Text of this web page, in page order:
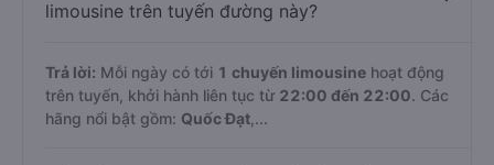
limousine trên tuyến đường này?
Trả lời: Mỗi ngày có tới 1 chuyến limousine hoạt động
trên tuyến, khởi hành liên tục từ 22:00 đến 22:00. Các
hãng nổi bật gồm: Quốc Đạt ,...